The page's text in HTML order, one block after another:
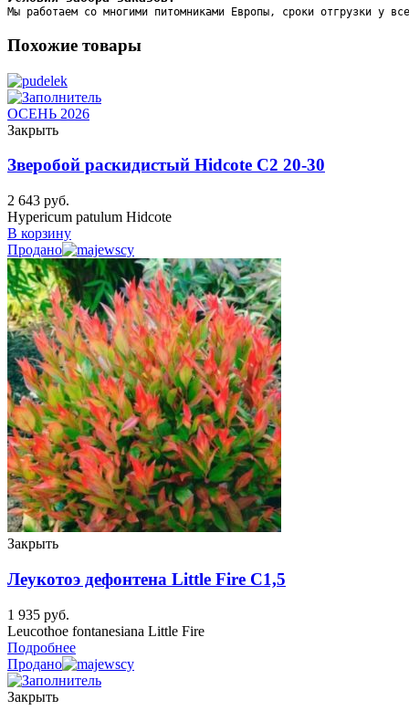
Мы работаем со многими питомниками Европы, сроки отгрузки у
Похожие товары
ОСЕНЬ 2026
Закрыть
Зверобой раскидистый Hidcote C2 20-30
2 643 руб.
Hypericum patulum Hidcote
В корзину
Продано
Закрыть
Леукотоэ дефонтена Little Fire C1,5
1 935 руб.
Leucothoe fontanesiana Little Fire
Подробнее
Продано
Закрыть